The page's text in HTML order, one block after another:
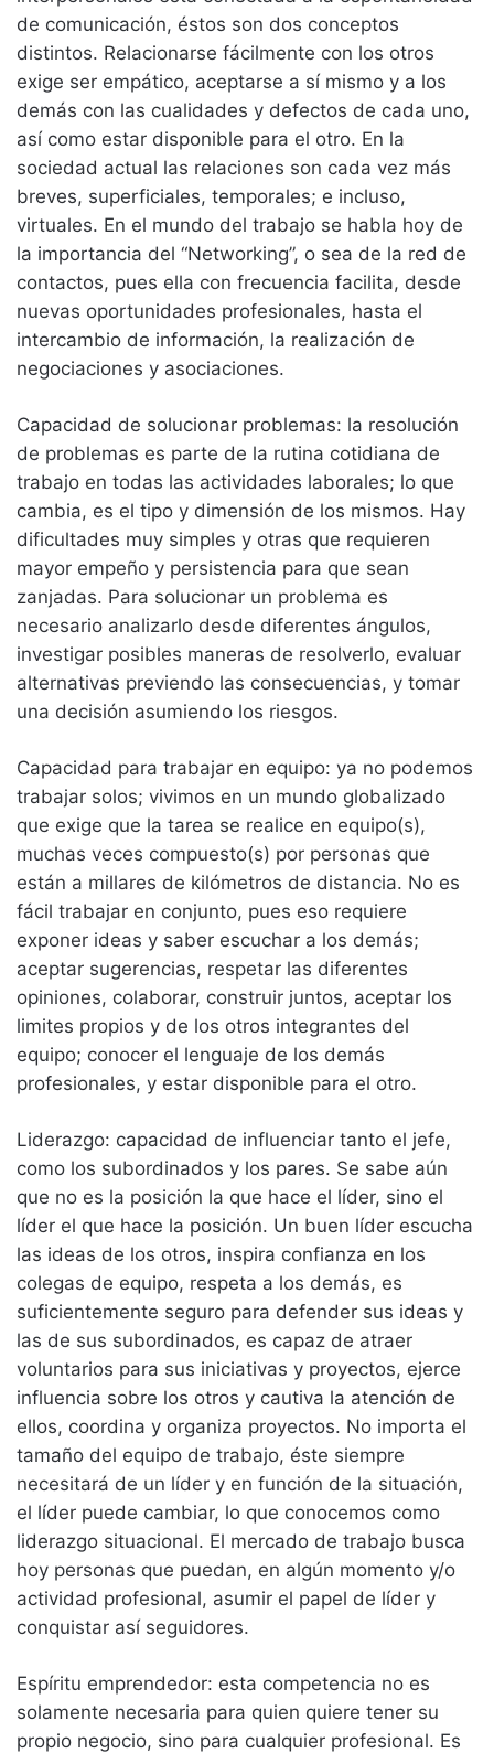
de comunicación, éstos son dos conceptos
distintos. Relacionarse fácilmente con los otros
exige ser empático, aceptarse a sí mismo y a los
demás con las cualidades y defectos de cada uno,
así como estar disponible para el otro. En la
sociedad actual las relaciones son cada vez más
breves, superficiales, temporales; e incluso,
virtuales. En el mundo del trabajo se habla hoy de
la importancia del “Networking”, o sea de la red de
contactos, pues ella con frecuencia facilita, desde
nuevas oportunidades profesionales, hasta el
intercambio de información, la realización de
negociaciones y asociaciones.
Capacidad de solucionar problemas: la resolución
de problemas es parte de la rutina cotidiana de
trabajo en todas las actividades laborales; lo que
cambia, es el tipo y dimensión de los mismos. Hay
dificultades muy simples y otras que requieren
mayor empeño y persistencia para que sean
zanjadas. Para solucionar un problema es
necesario analizarlo desde diferentes ángulos,
investigar posibles maneras de resolverlo, evaluar
alternativas previendo las consecuencias, y tomar
una decisión asumiendo los riesgos.
Capacidad para trabajar en equipo: ya no podemos
trabajar solos; vivimos en un mundo globalizado
que exige que la tarea se realice en equipo(s),
muchas veces compuesto(s) por personas que
están a millares de kilómetros de distancia. No es
fácil trabajar en conjunto, pues eso requiere
exponer ideas y saber escuchar a los demás;
aceptar sugerencias, respetar las diferentes
opiniones, colaborar, construir juntos, aceptar los
limites propios y de los otros integrantes del
equipo; conocer el lenguaje de los demás
profesionales, y estar disponible para el otro.
Liderazgo: capacidad de influenciar tanto el jefe,
como los subordinados y los pares. Se sabe aún
que no es la posición la que hace el líder, sino el
líder el que hace la posición. Un buen líder escucha
las ideas de los otros, inspira confianza en los
colegas de equipo, respeta a los demás, es
suficientemente seguro para defender sus ideas y
las de sus subordinados, es capaz de atraer
voluntarios para sus iniciativas y proyectos, ejerce
influencia sobre los otros y cautiva la atención de
ellos, coordina y organiza proyectos. No importa el
tamaño del equipo de trabajo, éste siempre
necesitará de un líder y en función de la situación,
el líder puede cambiar, lo que conocemos como
liderazgo situacional. El mercado de trabajo busca
hoy personas que puedan, en algún momento y/o
actividad profesional, asumir el papel de líder y
conquistar así seguidores.
Espíritu emprendedor: esta competencia no es
solamente necesaria para quien quiere tener su
propio negocio, sino para cualquier profesional. Es